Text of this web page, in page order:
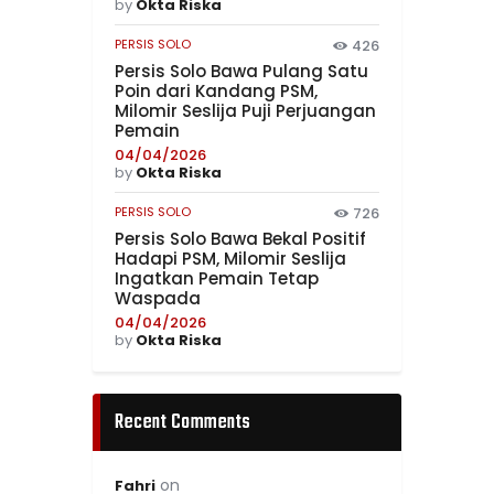
by Okta Riska
PERSIS SOLO 426
Persis Solo Bawa Pulang Satu
Poin dari Kandang PSM,
Milomir Seslija Puji Perjuangan
Pemain
04/04/2026
by Okta Riska
PERSIS SOLO 726
Persis Solo Bawa Bekal Positif
Hadapi PSM, Milomir Seslija
Ingatkan Pemain Tetap
Waspada
04/04/2026
by Okta Riska
Recent Comments
Fahri on